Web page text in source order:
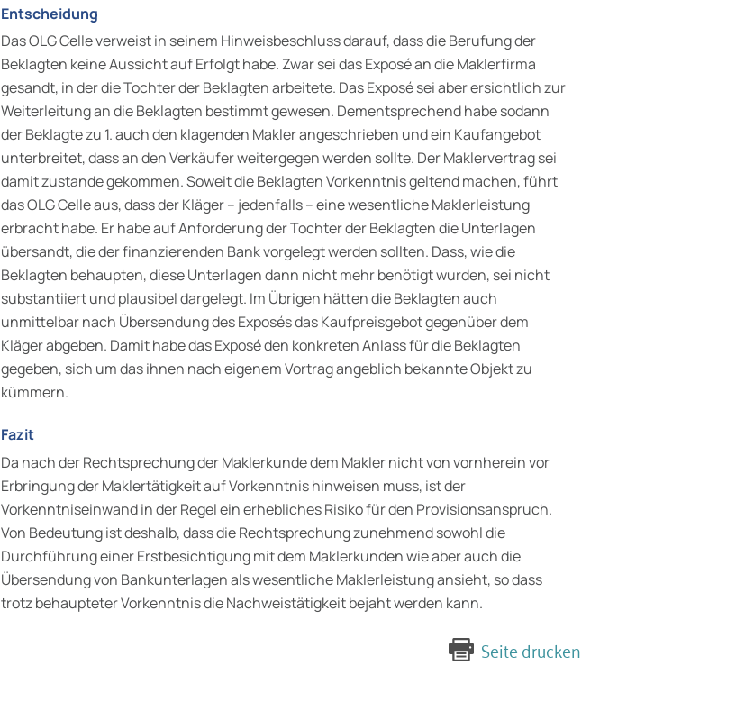
Entscheidung
Das OLG Celle verweist in seinem Hinweisbeschluss darauf, dass die Berufung der
Beklagten keine Aussicht auf Erfolgt habe. Zwar sei das Exposé an die Maklerfirma
gesandt, in der die Tochter der Beklagten arbeitete. Das Exposé sei aber ersichtlich zur
Weiterleitung an die Beklagten bestimmt gewesen. Dementsprechend habe sodann
der Beklagte zu 1. auch den klagenden Makler angeschrieben und ein Kaufangebot
unterbreitet, dass an den Verkäufer weitergegen werden sollte. Der Maklervertrag sei
damit zustande gekommen. Soweit die Beklagten Vorkenntnis geltend machen, führt
das OLG Celle aus, dass der Kläger – jedenfalls – eine wesentliche Maklerleistung
erbracht habe. Er habe auf Anforderung der Tochter der Beklagten die Unterlagen
übersandt, die der finanzierenden Bank vorgelegt werden sollten. Dass, wie die
Beklagten behaupten, diese Unterlagen dann nicht mehr benötigt wurden, sei nicht
substantiiert und plausibel dargelegt. Im Übrigen hätten die Beklagten auch
unmittelbar nach Übersendung des Exposés das Kaufpreisgebot gegenüber dem
Kläger abgeben. Damit habe das Exposé den konkreten Anlass für die Beklagten
gegeben, sich um das ihnen nach eigenem Vortrag angeblich bekannte Objekt zu
kümmern.
Fazit
Da nach der Rechtsprechung der Maklerkunde dem Makler nicht von vornherein vor
Erbringung der Maklertätigkeit auf Vorkenntnis hinweisen muss, ist der
Vorkenntniseinwand in der Regel ein erhebliches Risiko für den Provisionsanspruch.
Von Bedeutung ist deshalb, dass die Rechtsprechung zunehmend sowohl die
Durchführung einer Erstbesichtigung mit dem Maklerkunden wie aber auch die
Übersendung von Bankunterlagen als wesentliche Maklerleistung ansieht, so dass
trotz behaupteter Vorkenntnis die Nachweistätigkeit bejaht werden kann.
Seite drucken